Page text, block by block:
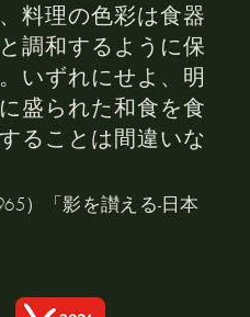
料理の色彩は食器
調和するように保
いずれにせよ、明
盛られた和食を食
ることは間違いな
）「影を讃える-日本